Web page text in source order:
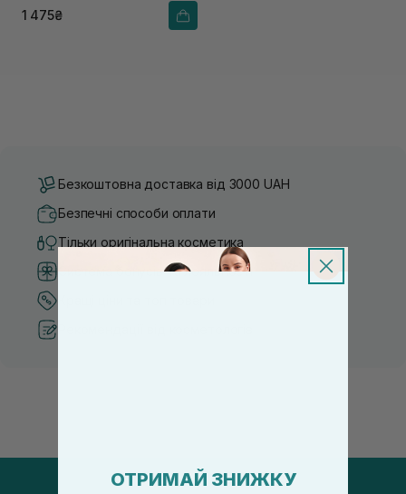
1 475₴
Безкоштовна доставка від 3000 UAH
Безпечні способи оплати
Тільки оригінальна косметика
Система бонусів та лояльності
ОТРИМАЙ ЗНИЖКУ